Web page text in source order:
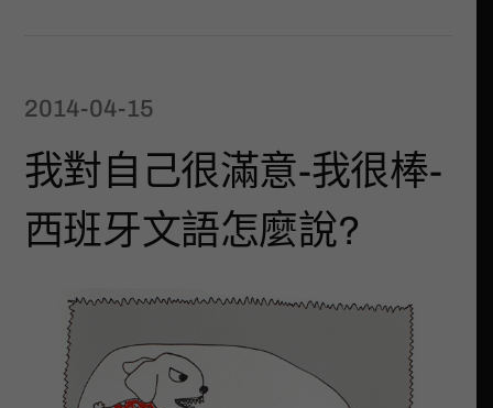
2014-04-15
我對自己很滿意-我很棒-
西班牙文語怎麼說?